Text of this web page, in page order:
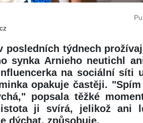
posledních týdnech
synka Arnieho neutichl
na sociální síti
opakuje častěji.
popsala těžké
ji svírá, jelikož ani
dýchat, způsobuje.